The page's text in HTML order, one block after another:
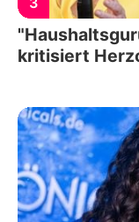
kritisiert